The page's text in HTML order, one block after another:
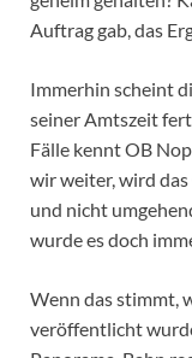
Auftrag gab, das
Immerhin scheint
seiner Amtszeit
Fälle kennt OB
wir weiter, wird
und nicht
wurde es doch
Wenn das stimmt,
veröffentlicht